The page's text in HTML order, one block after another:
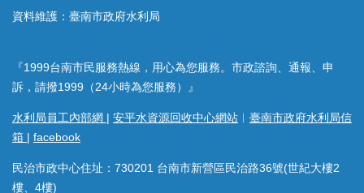
資料維護：臺南市政府水利局
『1999台南市民服務熱線，用心為您服務。市政諮詢、通報、申
訴，請撥1999（24小時為您服務）』
水利局員工內部網 | 安平水資源回收中心網站 ︱ 臺南市政府水利局信
箱 | facebook
民治市政中心住址：730201 台南市新營區民治路36號(世紀大樓2
樓、4樓)